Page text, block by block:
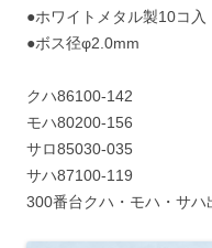
●ホワイトメタル製10コ入
●ボス径φ2.0mm
クハ86100-142
モハ80200-156
サロ85030-035
サハ87100-119
300番台クハ・モハ・サハ